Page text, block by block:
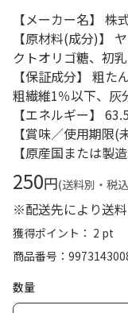
【メーカー名】 株
【原材料(成分)】
クトオリゴ糖、初
【保証成分】 粗た
粗繊維1％以下、灰
【エネルギー】
【賞味／使用期限(
【原産国または製
250円(送料別・税
※配送先により送料
獲得ポイント： 2 pt
商品番号
数量